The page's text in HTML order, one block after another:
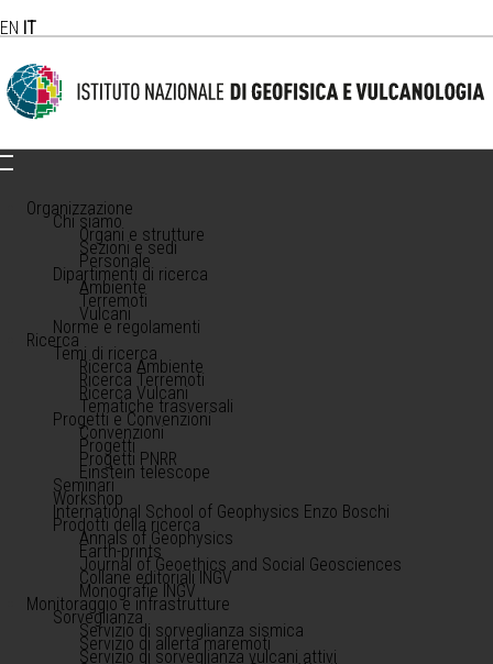
EN IT
Organizzazione
Chi siamo
Organi e strutture
Sezioni e sedi
Personale
Dipartimenti di ricerca
Ambiente
Terremoti
Vulcani
Norme e regolamenti
Ricerca
Temi di ricerca
Ricerca Ambiente
Ricerca Terremoti
Ricerca Vulcani
Tematiche trasversali
Progetti e Convenzioni
Convenzioni
Progetti
Progetti PNRR
Einstein telescope
Seminari
Workshop
International School of Geophysics Enzo Boschi
Prodotti della ricerca
Annals of Geophysics
Earth-prints
Journal of Geoethics and Social Geosciences
Collane editoriali INGV
Monografie INGV
Monitoraggio e infrastrutture
Sorveglianza
Servizio di sorveglianza sismica
Servizio di allerta maremoti
Servizio di sorveglianza vulcani attivi